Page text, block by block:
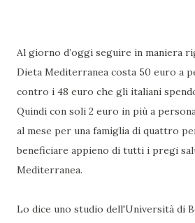
Al giorno d’oggi seguire in maniera
Dieta Mediterranea costa 50 euro a
contro i 48 euro che gli italiani
Quindi con soli 2 euro in più a
al mese per una famiglia di quattro
beneficiare appieno di tutti i pregi
Mediterranea.
Lo dice uno studio dell'Università di